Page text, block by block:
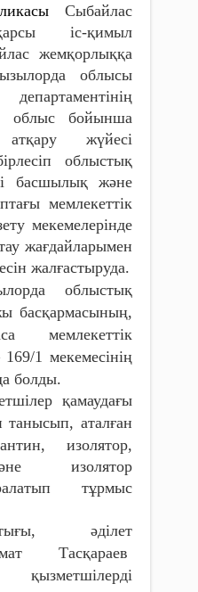
Сыбайлас
іс-қимыл
жемқорлыққа
облысы
облыс бойынша
жүйесі
облыстық
басшылық және
мемлекеттік
мекемелерінде
жағдайларымен
жалғастыруда.
облыстық
басқармасының,
1 мекемесінің
болды.
қамаудағы
танысып, аталған
изолятор,
изолятор
тұрмыс
әділет
Тасқараев